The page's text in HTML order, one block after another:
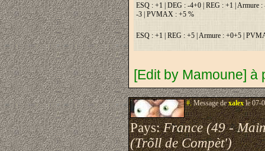
ESQ : +1 | DEG : -4+0 | REG : +1 | Armure
-3 | PVMAX : +5 %
ESQ : +1 | REG : +5 | Armure : +0+5 |
[Edit by Mamoune] à
#.Message dexalexle 07-
Pays:France (49 -
(Trõll de Compèt')